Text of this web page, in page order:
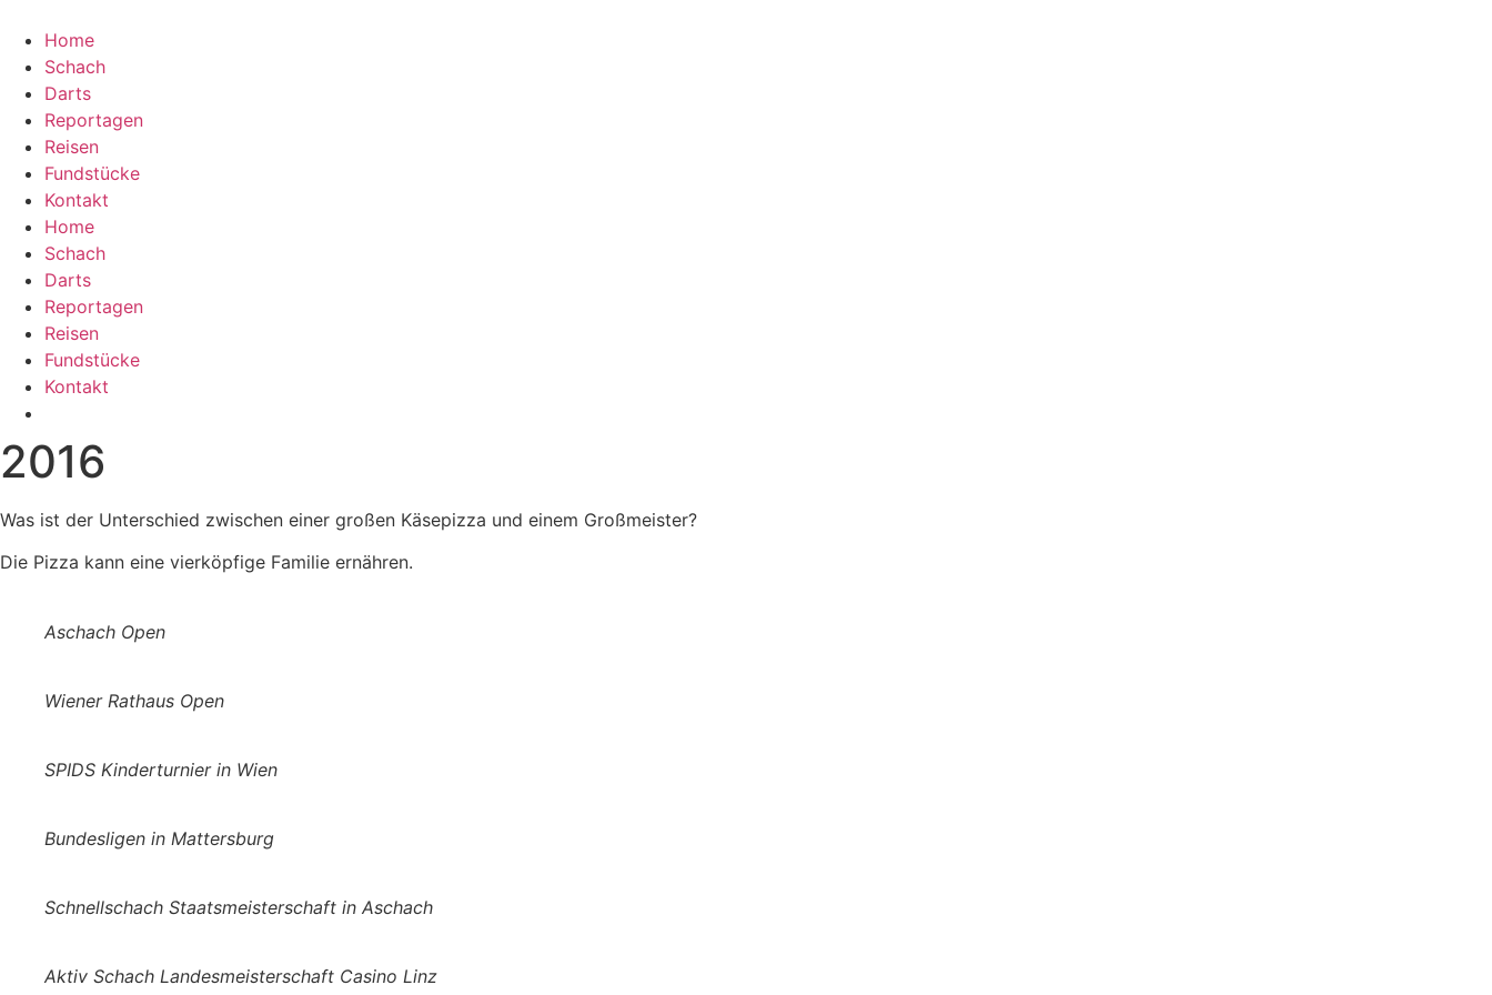
Home
Schach
Darts
Reportagen
Reisen
Fundstücke
Kontakt
Home
Schach
Darts
Reportagen
Reisen
Fundstücke
Kontakt
2016
Was ist der Unterschied zwischen einer großen Käsepizza und einem Großmeister?
Die Pizza kann eine vierköpfige Familie ernähren.
Aschach Open
Wiener Rathaus Open
SPIDS Kinderturnier in Wien
Bundesligen in Mattersburg
Schnellschach Staatsmeisterschaft in Aschach
Aktiv Schach Landesmeisterschaft Casino Linz